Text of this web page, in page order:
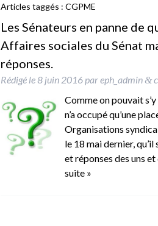
Articles taggés : CGPME
Les Sénateurs en panne de
Affaires sociales du Sénat
réponses.
Rédigé le8 juin 2016 pareph_admin &
Comme on pouvait
n’a occupé qu’une
Organisations
le 18 mai dernier,
et réponses des uns
suite »